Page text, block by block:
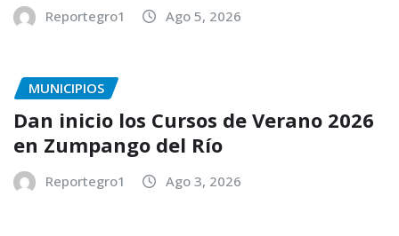
Reportegro1 Ago 5, 2026
MUNICIPIOS
Dan inicio los Cursos de Verano 2026
en Zumpango del Río
Reportegro1 Ago 3, 2026